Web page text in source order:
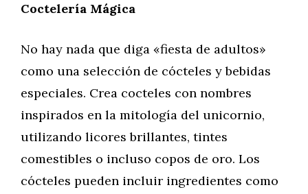
Coctelería Mágica
No hay nada que diga «fiesta de adultos»
como una selección de cócteles y bebidas
especiales. Crea cocteles con nombres
inspirados en la mitología del unicornio,
utilizando licores brillantes, tintes
comestibles o incluso copos de oro. Los
cócteles pueden incluir ingredientes como